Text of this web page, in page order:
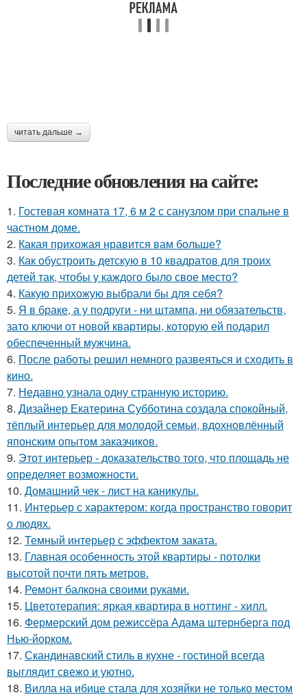
читать дальше →
Последние обновления на сайте:
1. Гостевая комната 17, 6 м 2 с санузлом при спальне в
частном доме.
2. Какая прихожая нравится вам больше?
3. Как обустроить детскую в 10 квадратов для троих
детей так, чтобы у каждого было свое место?
4. Какую прихожую выбрали бы для себя?
5. Я в браке, а у подруги - ни штампа, ни обязательств,
зато ключи от новой квартиры, которую ей подарил
обеспеченный мужчина.
6. После работы решил немного развеяться и сходить в
кино.
7. Недавно узнала одну странную историю.
8. Дизайнер Екатерина Субботина создала спокойный,
тёплый интерьер для молодой семьи, вдохновлённый
японским опытом заказчиков.
9. Этот интерьер - доказательство того, что площадь не
определяет возможности.
10. Домашний чек - лист на каникулы.
11. Интерьер с характером: когда пространство говорит
о людях.
12. Темный интерьер с эффектом заката.
13. Главная особенность этой квартиры - потолки
высотой почти пять метров.
14. Ремонт балкона своими руками.
15. Цветотерапия: яркая квартира в ноттинг - хилл.
16. Фермерский дом режиссёра Адама штернберга под
Нью-йорком.
17. Скандинавский стиль в кухне - гостиной всегда
выглядит свежо и уютно.
18. Вилла на ибице стала для хозяйки не только местом